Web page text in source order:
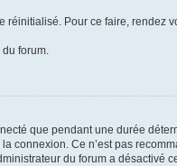
Pour ce faire, rendez
forum.
que pendant une durée
la connexion. Ce n’est pas
du forum a désactivé